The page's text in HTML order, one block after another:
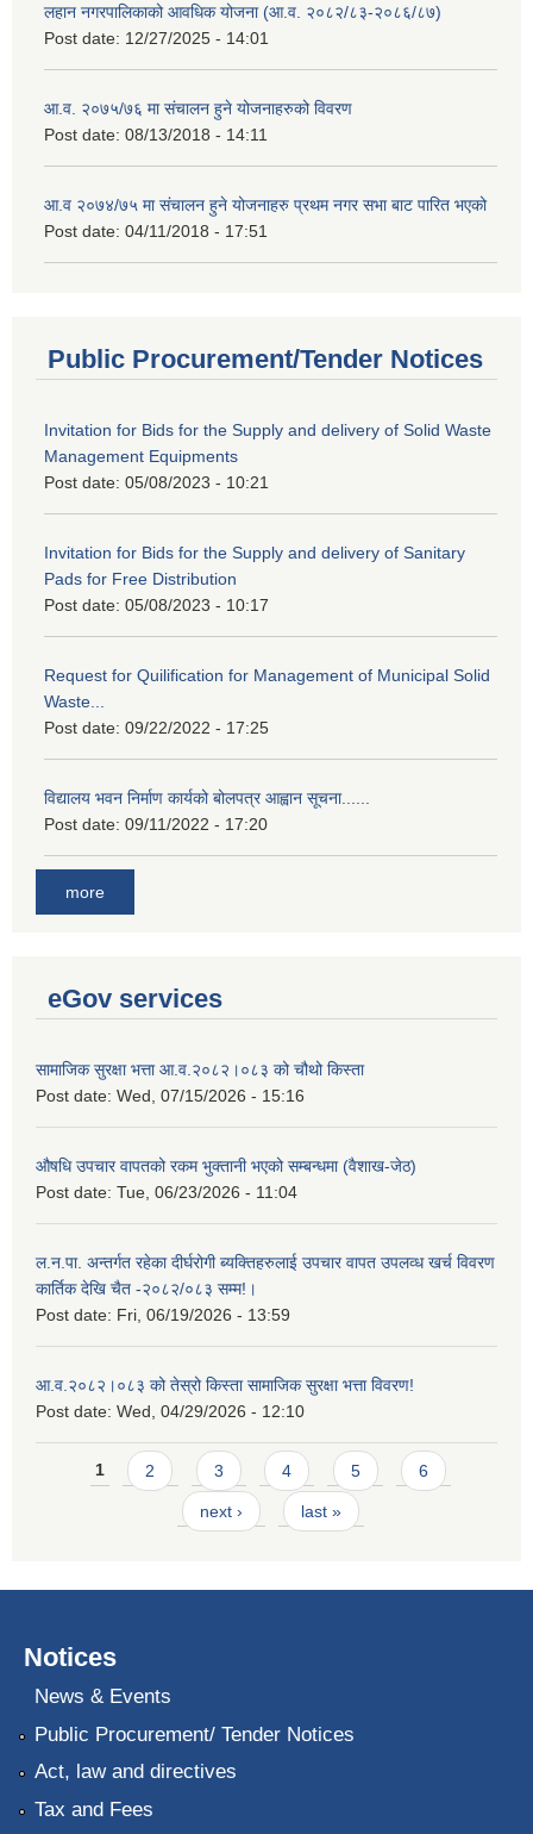
लहान नगरपालिकाको आवधिक योजना (आ.व. २०८२/८३-२०८६/८७)
Post date: 12/27/2025 - 14:01
आ.व. २०७५/७६ मा संचालन हुने योजनाहरुको विवरण
Post date: 08/13/2018 - 14:11
आ.व २०७४/७५ मा संचालन हुने योजनाहरु प्रथम नगर सभा बाट पारित भएको
Post date: 04/11/2018 - 17:51
Public Procurement/Tender Notices
Invitation for Bids for the Supply and delivery of Solid Waste
Management Equipments
Post date: 05/08/2023 - 10:21
Invitation for Bids for the Supply and delivery of Sanitary
Pads for Free Distribution
Post date: 05/08/2023 - 10:17
Request for Quilification for Management of Municipal Solid
Waste...
Post date: 09/22/2022 - 17:25
विद्यालय भवन निर्माण कार्यको बोलपत्र आह्वान सूचना......
Post date: 09/11/2022 - 17:20
more
eGov services
सामाजिक सुरक्षा भत्ता आ.व.२०८२।०८३ को चौथो किस्ता
Post date: Wed, 07/15/2026 - 15:16
औषधि उपचार वापतको रकम भुक्तानी भएको सम्बन्धमा (वैशाख-जेठ)
Post date: Tue, 06/23/2026 - 11:04
ल.न.पा. अन्तर्गत रहेका दीर्घरोगी ब्यक्तिहरुलाई उपचार वापत उपलव्ध खर्च विवरण
कार्तिक देखि चैत -२०८२/०८३ सम्म!।
Post date: Fri, 06/19/2026 - 13:59
आ.व.२०८२।०८३ को तेस्रो किस्ता सामाजिक सुरक्षा भत्ता विवरण!
Post date: Wed, 04/29/2026 - 12:10
Pages
1 2 3 4 5 6
next › last »
Notices
News & Events
Public Procurement/ Tender Notices
Act, law and directives
Tax and Fees